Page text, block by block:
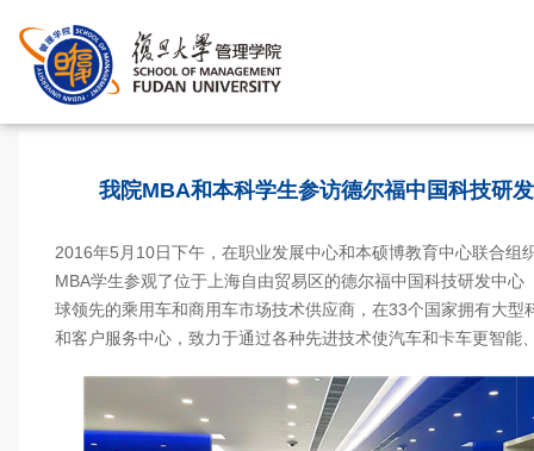
我院MBA和本科学生参访德尔福中国科技研
2016年5月10日下午，在职业发展中心和本硕博教育中心联合组
MBA学生参观了位于上海自由贸易区的德尔福中国科技研发中心
球领先的乘用车和商用车市场技术供应商，在33个国家拥有大型
和客户服务中心，致力于通过各种先进技术使汽车和卡车更智能